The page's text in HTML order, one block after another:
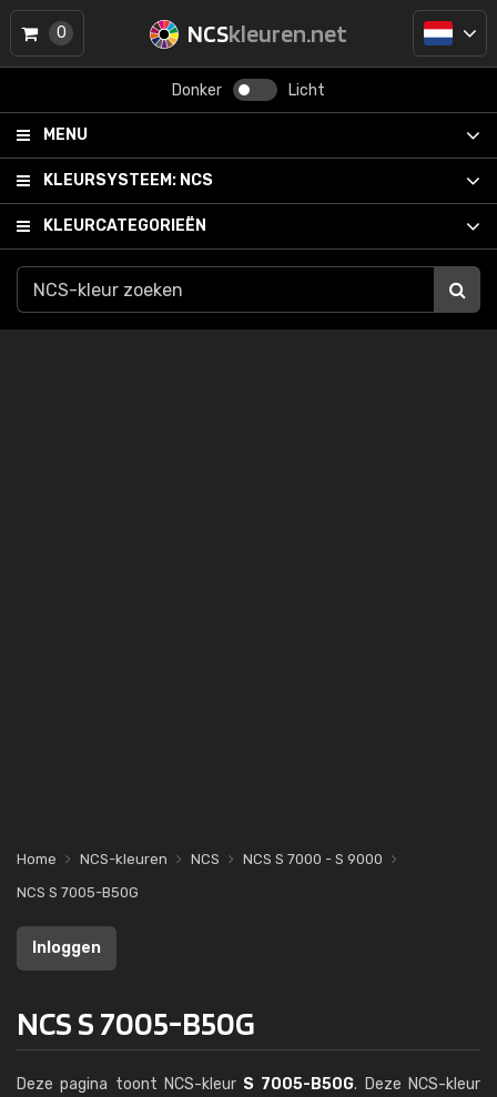
NCSkleuren.net
Donker Licht
MENU
KLEURSYSTEEM: NCS
KLEURCATEGORIEËN
0
Home NCS-kleuren NCS
NCS S 7000 - S 9000
NCS S 7005-B50G
Inloggen
NCS S 7005-B50G
Deze pagina toont NCS-kleur S 7005-B50G. Deze NCS-kleur